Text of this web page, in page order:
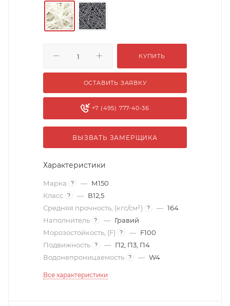
КУПИТЬ
ОСТАВИТЬ ЗАЯВКУ
+7 (495) 777-40-36
ВЫЗВАТЬ ЗАМЕРЩИКА
Характеристики
Марка ? — М150
Класс ? — В12,5
Средняя прочность, (кгс/см²)
? — 164
Наполнитель ? — Гравий
Морозостойкость, (F)
? — F100
Подвижность ? — П2, П3, П4
Водонепроницаемость ? — W4
Все характеристики